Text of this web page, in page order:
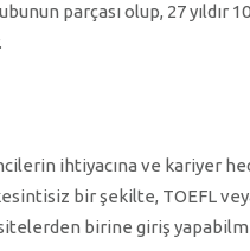
parçası olup, 27
ihtiyacına ve kariyer
bir şekilte, TOEFL
birine giriş